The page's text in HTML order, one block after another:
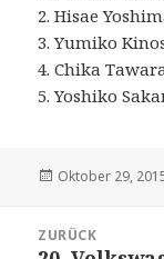
2. Hisae
3. Yumiko
4. Chika
5. Yoshiko
Veröffentlicht
Oktober 29,
Navigation
ZURÜCK